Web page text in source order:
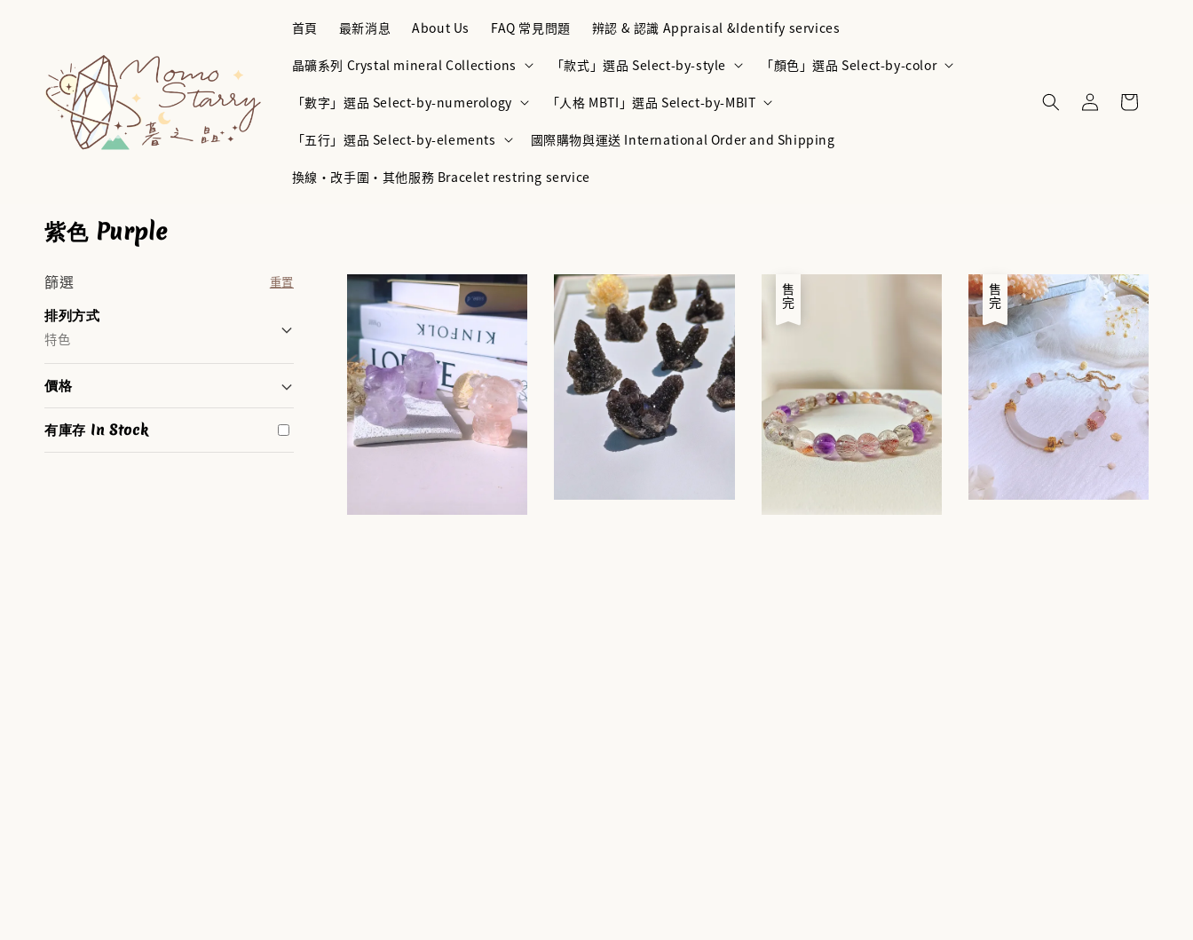
首頁 最新消息 About Us FAQ 常見問題 辨認 & 認識 Appraisal &Identify services
晶礦系列 Crystal mineral Collections 「款式」選品 Select-by-style 「顏色」選品 Select-by-color
「數字」選品 Select-by-numerology 「人格 MBTI」選品 Select-by-MBIT
「五行」選品 Select-by-elements 國際購物與運送 International Order and Shipping
換線・改手圍・其他服務 Bracelet restring service
紫色 Purple
篩選 重置
排列方式
特色
價格
有庫存 In Stock
售完 售完